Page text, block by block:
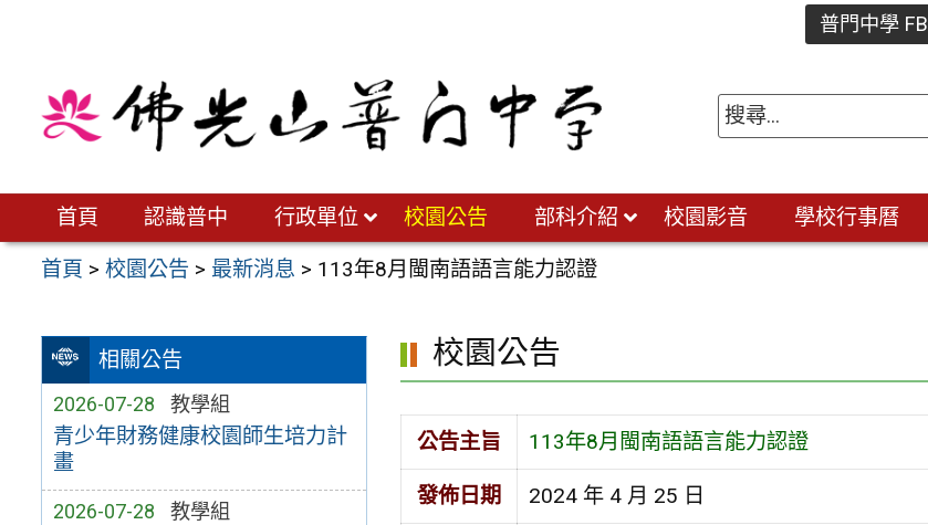
普門中學 FB
首頁 認識普中 行政單位 校園公告 部科介紹 校園影音 學校行事曆
首頁 >校園公告 > 最新消息 > 113年8月閩南語語言能力認證
相關公告
2026-07-28 教學組
青少年財務健康校園師生培力計
畫
2026-07-28 教學組
校園公告
公告主旨 113年8月閩南語語言能力認證
發佈日期 2024 年 4 月 25 日